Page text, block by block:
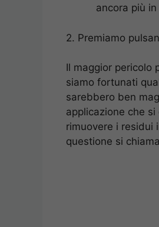
ancora più
2. Premiamo
Il maggior pericolo
siamo fortunati
sarebbero ben
applicazione che
rimuovere i residui
questione si chiama